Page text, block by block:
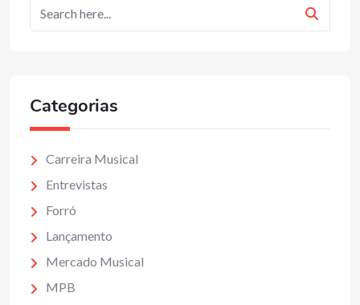
Categorias
Carreira Musical
Entrevistas
Forró
Lançamento
Mercado Musical
MPB